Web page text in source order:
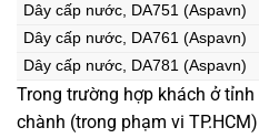
Dây cấp nước, DA751 (Aspavn)
Dây cấp nước, DA761 (Aspavn)
Dây cấp nước, DA781 (Aspavn)
Trong trường hợp khách ở
chành (trong phạm vi